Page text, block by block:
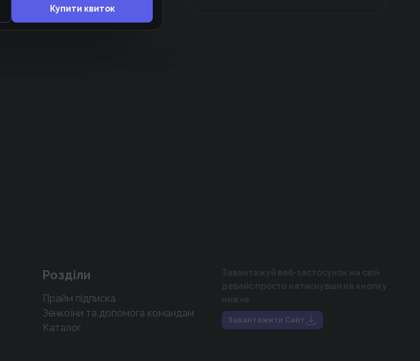
Розділи
Прайм підписка
Зенкоїни та допомога командам
Каталог
Завантажуй веб-застосунок на свій
девайс просто натиснувши на кнопку
нижче
Завантажити Сайт
Купити квиток